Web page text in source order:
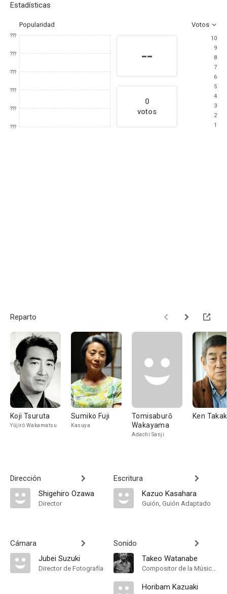
Estadísticas
Popularidad Votos
???
???
???
???
???
???
--
0
votos
10
9
8
7
6
5
4
3
2
1
Reparto
Koji Tsuruta
Yûjirô Wakamatsu
Sumiko Fuji
Kasuya
Tomisaburō
Wakayama
Adachi Sanji
Ken
Dirección
Shigehiro Ozawa
Director
Cámara
Jubei Suzuki
Director de Fotografía
Escritura
Kazuo Kasahara
Guión, Guión Adaptado
Sonido
Takeo Watanabe
Compositor de la Música Original, Música
Horibam Kazuaki